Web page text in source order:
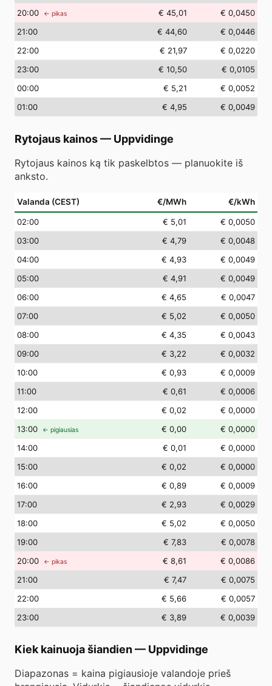
20:00 ← pikas € 45,01
€ 0,0450
21:00 € 44,60
€ 0,0446
22:00 € 21,97
€ 0,0220
23:00 € 10,50
€ 0,0105
00:00 € 5,21
€ 0,0052
01:00 € 4,95 € 0,0049
Rytojaus kainos— Uppvidinge
Rytojaus kainos ką tik paskelbtos — planuokite iš
anksto.
Valanda (CEST) €/MWh €/kWh
02:00 € 5,01
€ 0,0050
03:00 € 4,79
€ 0,0048
04:00 € 4,93
€ 0,0049
05:00 € 4,91
€ 0,0049
06:00 € 4,65
€ 0,0047
07:00 € 5,02
€ 0,0050
08:00 € 4,35
€ 0,0043
09:00 € 3,22
€ 0,0032
10:00 € 0,93
€ 0,0009
11:00 € 0,61
€ 0,0006
12:00 € 0,02
€ 0,0000
13:00 ← pigiausias € 0,00
€ 0,0000
14:00 € 0,01
€ 0,0000
15:00 € 0,02
€ 0,0000
16:00 € 0,89
€ 0,0009
17:00 € 2,93
€ 0,0029
18:00 € 5,02
€ 0,0050
19:00 € 7,83
€ 0,0078
20:00 ← pikas € 8,61
€ 0,0086
21:00 € 7,47
€ 0,0075
22:00 € 5,66
€ 0,0057
23:00 € 3,89 € 0,0039
Kiek kainuoja šiandien — Uppvidinge
Diapazonas = kaina pigiausioje valandoje prieš